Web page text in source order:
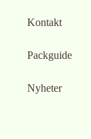
Kontakt
Packguide
Nyheter